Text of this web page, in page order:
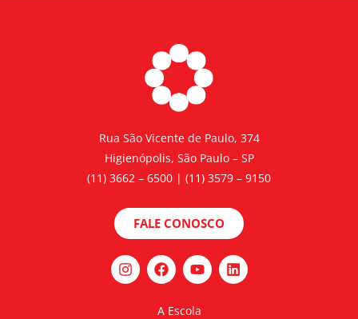
Rua São Vicente de Paulo, 374
Higienópolis, São Paulo – SP
(11) 3662 – 6500 | (11) 3579 – 9150
FALE CONOSCO
A Escola